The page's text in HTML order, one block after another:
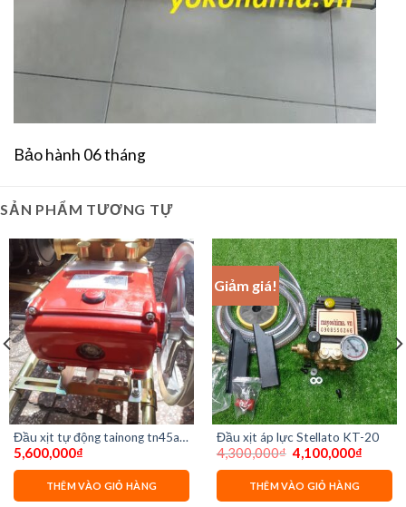
Bảo hành 06 tháng
SẢN PHẨM TƯƠNG TỰ
Đầu xịt tự động tainong tn45a
2hp
5,600,000₫
THÊM VÀO GIỎ HÀNG
Giảm giá!
Đầu xịt áp lực Stellato KT-20
4,300,000₫ Giá
gốc
là:
4,300,000₫.
4,100,000₫
tại
THÊM VÀO GIỎ HÀNG